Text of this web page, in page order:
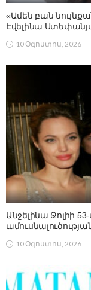
«Ամեն բան
Էվելինա
10 Օգոստոս, 2026
Անջելինա Ջոլիի
10 Օգոստոս, 2026